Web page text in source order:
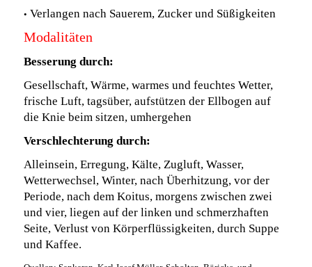
• Verlangen nach Sauerem, Zucker und Süßigkeiten
Modalitäten
Besserung durch:
Gesellschaft, Wärme, warmes und feuchtes Wetter,
frische Luft, tagsüber, aufstützen der Ellbogen auf
die Knie beim sitzen, umhergehen
Verschlechterung durch:
Alleinsein, Erregung, Kälte, Zugluft, Wasser,
Wetterwechsel, Winter, nach Überhitzung, vor der
Periode, nach dem Koitus, morgens zwischen zwei
und vier, liegen auf der linken und schmerzhaften
Seite, Verlust von Körperflüssigkeiten, durch Suppe
und Kaffee.